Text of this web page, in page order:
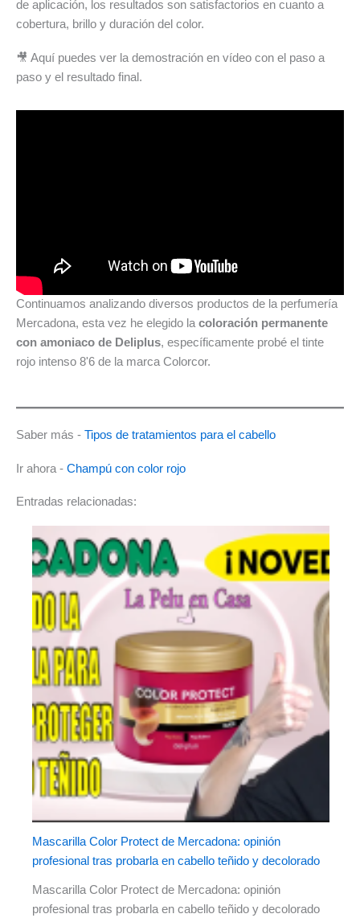
de aplicación, los resultados son satisfactorios en cuanto a
cobertura, brillo y duración del color.
🎥 Aquí puedes ver la demostración en vídeo con el paso a
paso y el resultado final.
Continuamos analizando diversos productos de la perfumería
Mercadona, esta vez he elegido lacoloración permanente
con amoniaco de Deliplus, específicamente probé el tinte
rojo intenso 8'6 de la marca Colorcor.
Saber más - Tipos de tratamientos para el cabello
Ir ahora - Champú con color rojo
Entradas relacionadas:
Mascarilla Color Protect de Mercadona: opinión
profesional tras probarla en cabello teñido y decolorado
Mascarilla Color Protect de Mercadona: opinión
profesional tras probarla en cabello teñido y decolorado